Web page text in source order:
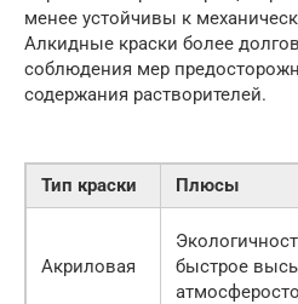
менее устойчивы к
Алкидные краски более
соблюдения мер
содержания растворителей.
Тип краски Плюсы
Акриловая
быстрое